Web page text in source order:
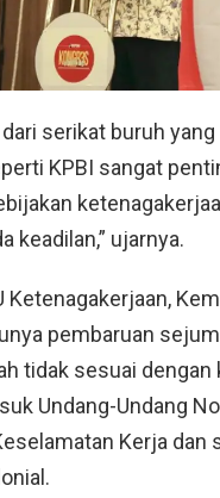
serikat buruh
KPBI sangat
keadilan,” ujarnya.
Ketenagakerjaan,
pembaruan
tidak sesuai
Undang-Undang
Kerja dan